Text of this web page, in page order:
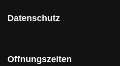
Datenschutz
Offnungszeiten